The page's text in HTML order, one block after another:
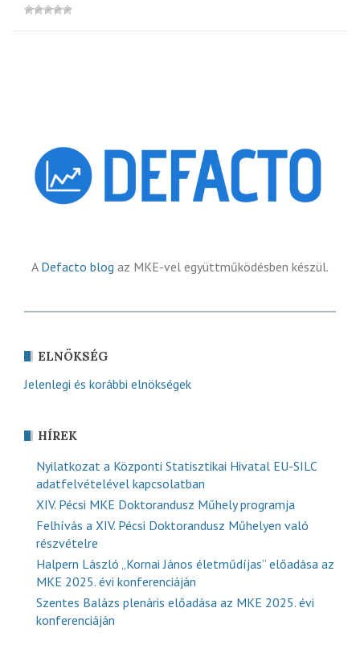
A Defacto blog az MKE-vel együttműködésben készül.
ELNÖKSÉG
Jelenlegi és korábbi elnökségek
HÍREK
Nyilatkozat a Központi Statisztikai Hivatal EU-SILC
adatfelvételével kapcsolatban
XIV. Pécsi MKE Doktorandusz Műhely programja
Felhívás a XIV. Pécsi Doktorandusz Műhelyen való
részvételre
Halpern László „Kornai János életműdíjas” előadása az
MKE 2025. évi konferenciáján
Szentes Balázs plenáris előadása az MKE 2025. évi
konferenciáján